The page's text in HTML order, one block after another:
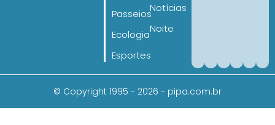
Passeios
Ecologia
Esportes
Notícias
Noite
© Copyright 1995 - 2026 - pipa.com.br